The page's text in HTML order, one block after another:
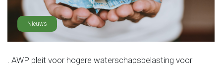
Nieuws
. AWP pleit voor hogere waterschapsbelasting voor